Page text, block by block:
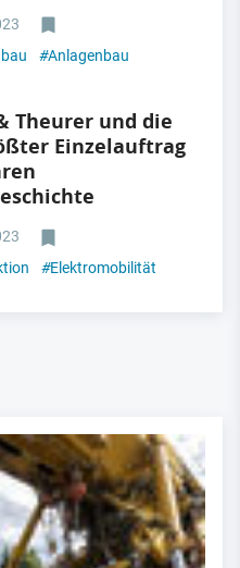
#Anlagenbau
Theurer und die
Einzelauftrag
#Elektromobilität